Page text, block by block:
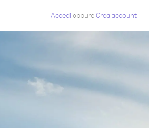
Accedi oppureCrea account